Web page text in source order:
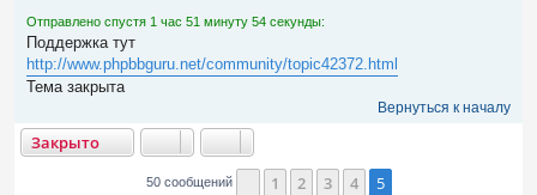
и
е
Отправлено спустя 1 час 51 минуту 54 секунды:
Поддержка тут
http://www.phpbbguru.net/community/topic42372.html
Тема закрыта
Вернуться к началу
Закрыто
50 сообщений 1 2 3 4 5